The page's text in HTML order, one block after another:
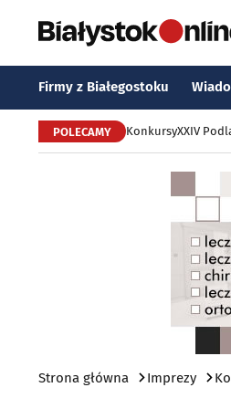
Firmy z Białegostoku
POLECAMY KonkursyXXIV
Strona główna Imprezy